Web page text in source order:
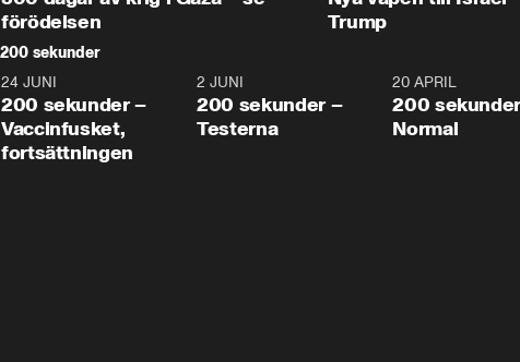
förödelsen
Trump
200 sekunder
5:00
24 JUNI
200 sekunder –
Vaccinfusket,
fortsättningen
4:23
2 JUNI
200 sekunder –
Testerna
20 APRIL
200
Normal